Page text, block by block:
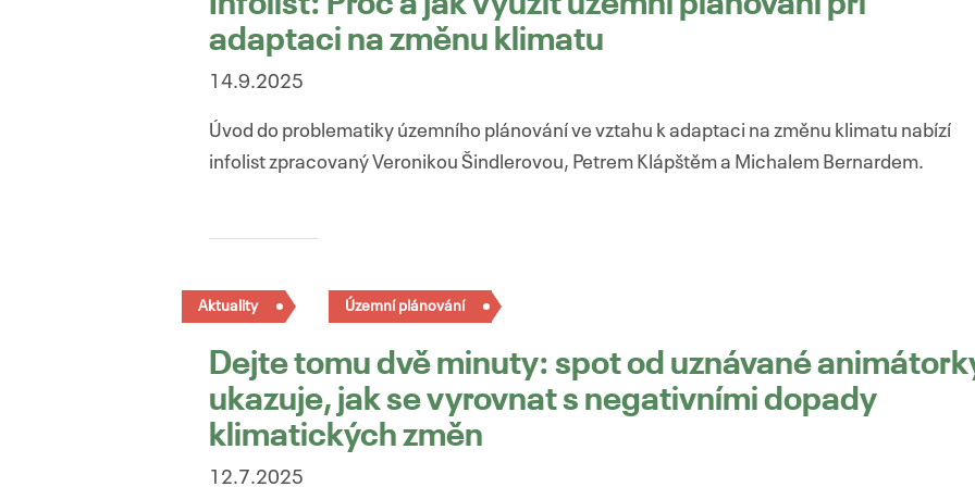
adaptaci na změnu klimatu
14.9.2025
Úvod do problematiky územního plánování ve vztahu k adaptaci na změnu klimatu nabízí
infolist zpracovaný Veronikou Šindlerovou, Petrem Klápštěm a Michalem Bernardem.
Aktuality Územní plánování
Dejte tomu dvě minuty: spot od uznávané
ukazuje, jak se vyrovnat s negativními dopady
klimatických změn
12.7.2025